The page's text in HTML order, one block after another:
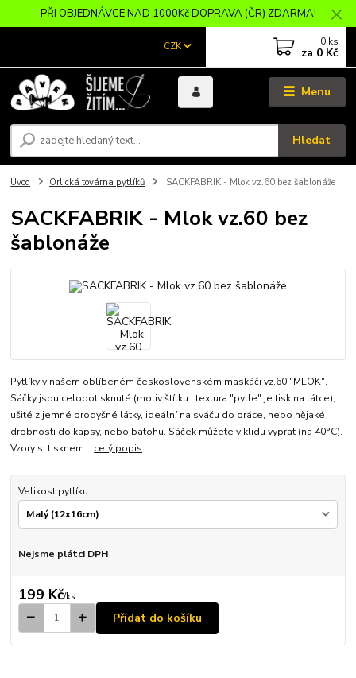
PŘI OBJEDNÁVCE NAD 1000Kč DOPRAVA (ČR) ZDARMA!
Menu
CZK
Hledat
0 ks
za 0 Kč
Úvod Orlická továrna pytlíků SACKFABRIK - Mlok vz.60 bez šablonáže
SACKFABRIK - Mlok vz.60 bez
šablonáže
Pytlíky v našem oblíbeném československém maskáči vz.60 "MLOK".
Sáčky jsou celopotisknuté (motiv štítku i textura "pytle" je tisk na látce),
ušité z jemné prodyšné látky, ideální na sváču do práce, nebo nějaké
drobnosti do kapsy, nebo batohu. Sáček můžete v klidu vyprat (na 40°C).
Vzory si tisknem... celý popis
Velikost pytlíku
Nejsme plátci DPH
199 Kč/ks
Přidat do košíku